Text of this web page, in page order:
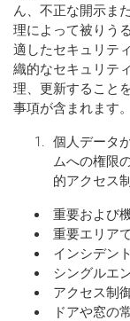
ん、不正な開示ま
理によって被りう
適したセキュリテ
織的なセキュリテ
理、更新すること
事項が含まれます。
個人データ
ムへの権限
的アクセス
重要および
重要エリア
インシデン
シングルエ
アクセス制
ドアや窓の